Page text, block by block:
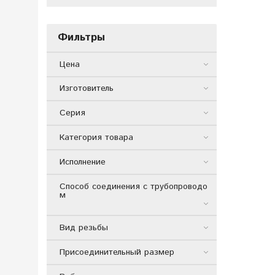
Фильтры
Цена
Изготовитель
Серия
Категория товара
Исполнение
Способ соединения с трубопроводо
м
Вид резьбы
Присоединительный размер